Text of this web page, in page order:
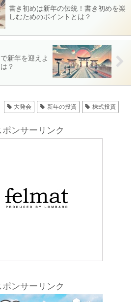
書き初めは新年の伝統！書き初めを楽
しむためのポイントとは？
新年を迎えよ
？
大発会 新年の投資 株式投資
ポンサーリンク
ポンサーリンク